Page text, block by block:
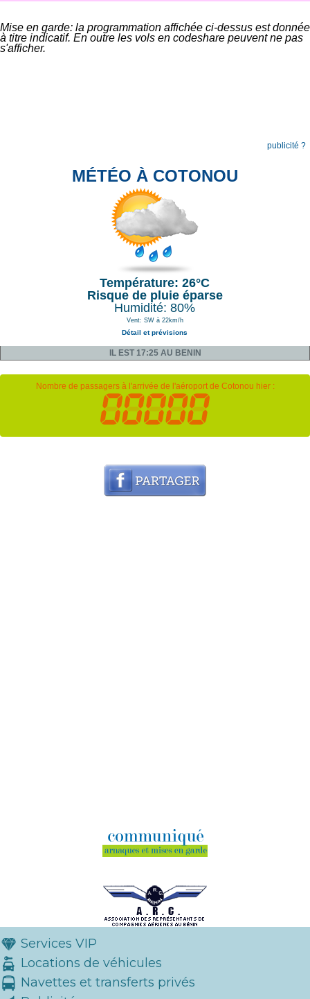
Mise en garde: la programmation affichée ci-dessus est donnée
à titre indicatif. En outre les vols en codeshare peuvent ne pas
s'afficher.
publicité ?
MÉTÉO À COTONOU
Température: 26°C
Risque de pluie éparse
Humidité: 80%
Vent: SW à 22km/h
Détail et prévisions
IL EST 17:25 AU BENIN
Nombre de passagers à l'arrivée de l'aéroport de Cotonou hier :
Services VIP
Locations de véhicules
Navettes et transferts privés